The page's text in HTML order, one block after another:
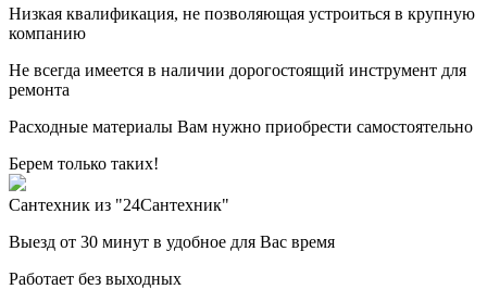
Низкая квалификация, не позволяющая устроиться в крупную
компанию
Не всегда имеется в наличии дорогостоящий инструмент для
ремонта
Расходные материалы Вам нужно приобрести самостоятельно
Берем только таких!
Сантехник из "24Сантехник"
Выезд от 30 минут в удобное для Вас время
Работает без выходных